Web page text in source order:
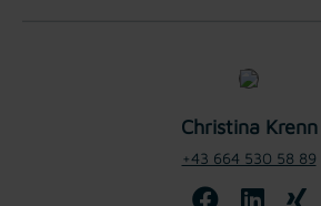
Christina Krenn
+43 664 530 58 89